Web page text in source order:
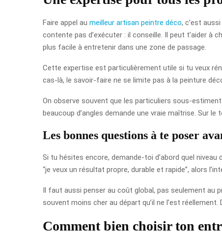
Faire appel au meilleur artisan peintre déco, c’est
contente pas d’exécuter : il conseille. Il peut t’aider
plus facile à entretenir dans une zone de passage.
Cette expertise est particulièrement utile si tu veux
cas-là, le savoir-faire ne se limite pas à la peinture
On observe souvent que les particuliers sous-
beaucoup d’angles demande une vraie maîtrise. Sur
Les bonnes questions à te poser
Si tu hésites encore, demande-toi d’abord quel
“je veux un résultat propre, durable et rapide”, alors
Il faut aussi penser au coût global, pas seulement au
souvent moins cher au départ qu’il ne l’est
Comment bien choisir ton